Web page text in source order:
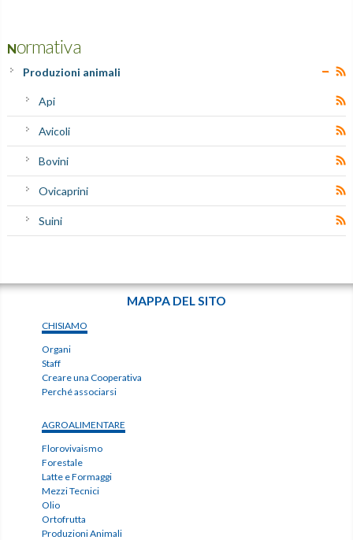
Normativa
Produzioni animali
Api
Avicoli
Bovini
Ovicaprini
Suini
MAPPA DEL SITO
CHISIAMO
Organi
Staff
Creare una Cooperativa
Perché associarsi
AGROALIMENTARE
Florovivaismo
Forestale
Latte e Formaggi
Mezzi Tecnici
Olio
Ortofrutta
Produzioni Animali